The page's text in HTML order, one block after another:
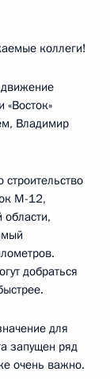
коллеги!
«Восток»
Владимир
М-12,
добраться
для
запущен ряд
очень важно.